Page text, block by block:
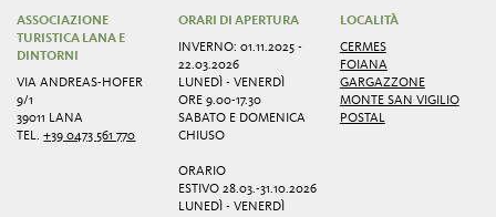
ASSOCIAZIONE
TURISTICA LANA E
DINTORNI
VIA ANDREAS-HOFER
9/1
39011 LANA
TEL.+39 0473 561 770
ORARI DI APERTURA
INVERNO: 01.11.2025 -
22.03.2026
LUNEDÌ - VENERDÌ
ORE 9.00-17.30
SABATO E DOMENICA
CHIUSO
ORARIO
ESTIVO 28.03.-31.10.2026
LUNEDÌ - VENERDÌ
LOCALITÀ
CERMES
FOIANA
GARGAZZONE
MONTE SAN VIGILIO
POSTAL